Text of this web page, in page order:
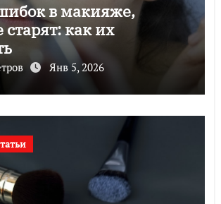
в макияже,
старят: как их
Янв 5, 2026